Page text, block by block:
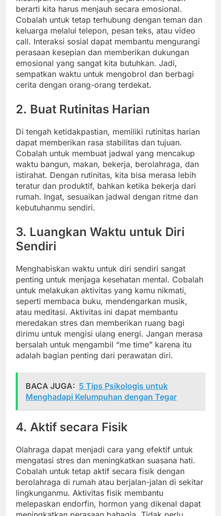
berarti kita harus menjauh secara emosional.
Cobalah untuk tetap terhubung dengan teman dan
keluarga melalui telepon, pesan teks, atau video
call. Interaksi sosial dapat membantu mengurangi
perasaan kesepian dan memberikan dukungan
emosional yang sangat kita butuhkan. Jadi,
sempatkan waktu untuk mengobrol dan berbagi
cerita dengan orang-orang terdekat.
2. Buat Rutinitas Harian
Di tengah ketidakpastian, memiliki rutinitas harian
dapat memberikan rasa stabilitas dan tujuan.
Cobalah untuk membuat jadwal yang mencakup
waktu bangun, makan, bekerja, berolahraga, dan
istirahat. Dengan rutinitas, kita bisa merasa lebih
teratur dan produktif, bahkan ketika bekerja dari
rumah. Ingat, sesuaikan jadwal dengan ritme dan
kebutuhanmu sendiri.
3. Luangkan Waktu untuk Diri
Sendiri
Menghabiskan waktu untuk diri sendiri sangat
penting untuk menjaga kesehatan mental. Cobalah
untuk melakukan aktivitas yang kamu nikmati,
seperti membaca buku, mendengarkan musik,
atau meditasi. Aktivitas ini dapat membantu
meredakan stres dan memberikan ruang bagi
dirimu untuk mengisi ulang energi. Jangan merasa
bersalah untuk mengambil “me time” karena itu
adalah bagian penting dari perawatan diri.
BACA JUGA: 5 Tips Psikologis untuk
Menghadapi Kelumpuhan dengan Tegar
4. Aktif secara Fisik
Olahraga dapat menjadi cara yang efektif untuk
mengatasi stres dan meningkatkan suasana hati.
Cobalah untuk tetap aktif secara fisik dengan
berolahraga di rumah atau berjalan-jalan di sekitar
lingkunganmu. Aktivitas fisik membantu
melepaskan endorfin, hormon yang dikenal dapat